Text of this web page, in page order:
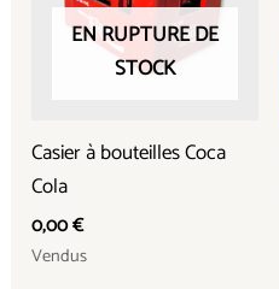
EN RUPTURE DE
STOCK
Casier à bouteilles Coca
Cola
0,00€
Vendus